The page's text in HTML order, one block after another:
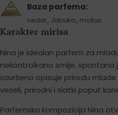
Baza parfema:
cedar, Jabuka , mošus
Karakter mirisa
Nina je idealan parfem za
nekontrolirano smije, spontana
savršeno opisuje prirodu mlade
veseli, prirodni i slatki poput
Parfemska kompozicija Nina